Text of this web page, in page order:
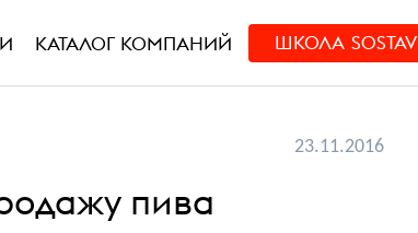
КАТАЛОГ КОМПАНИЙ ШКОЛА SOSTAV
23.11.2016
пива